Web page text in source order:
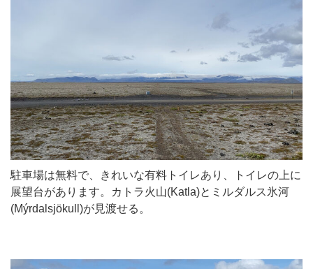
駐車場は無料で、きれいな有料トイレあり、トイレの上に
展望台があります。カトラ火山(Katla)とミルダルス氷河
(Mýrdalsjökull)が見渡せる。